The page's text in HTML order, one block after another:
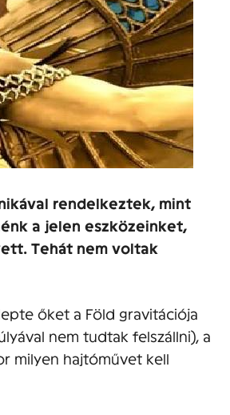
rendelkeztek, mint
a jelen eszközeinket,
Tehát nem voltak
őket a Föld gravitációja
nem tudtak felszállni), a
milyen hajtóművet kell